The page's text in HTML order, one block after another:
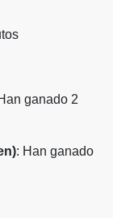
ganado 2
: Han ganado